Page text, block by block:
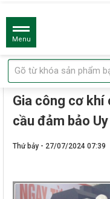
Menu
Gia công cơ khí
cầu đảm bảo
Thứ bảy - 27/07/2024 07:39